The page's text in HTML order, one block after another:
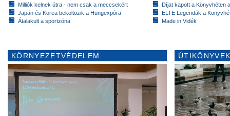
Milliók kelnek útra - nem csak a meccsekért
Japán és Korea beköltözik a Hungexpóra
Átalakult a sportzóna
Díjat kapott a Könyvhéten
ELTE Legendák a
Made in Vidék
KÖRNYEZETVÉDELEM